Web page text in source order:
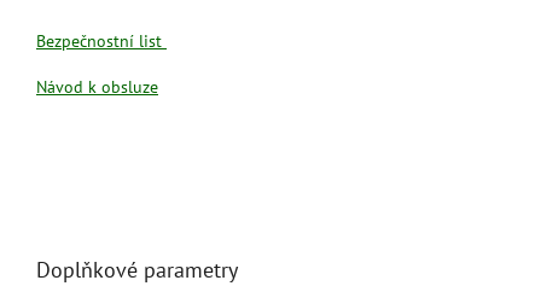
Bezpečnostní list
Návod k obsluze
Doplňkové parametry